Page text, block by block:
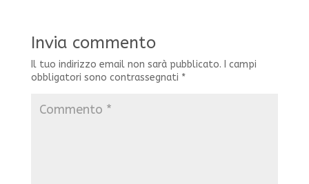
Invia commento
Il tuo indirizzo email non sarà pubblicato.
I campi
obbligatori sono contrassegnati *